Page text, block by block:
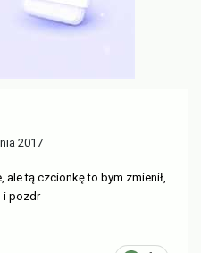
2017
tą czcionkę to bym zmienił,
i pozdr